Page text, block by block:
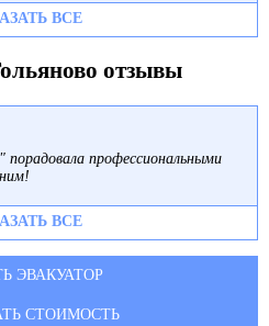
ВСЕ
отзывы
профессиональными
ВСЕ
ЭВАКУАТОР
СТОИМОСТЬ